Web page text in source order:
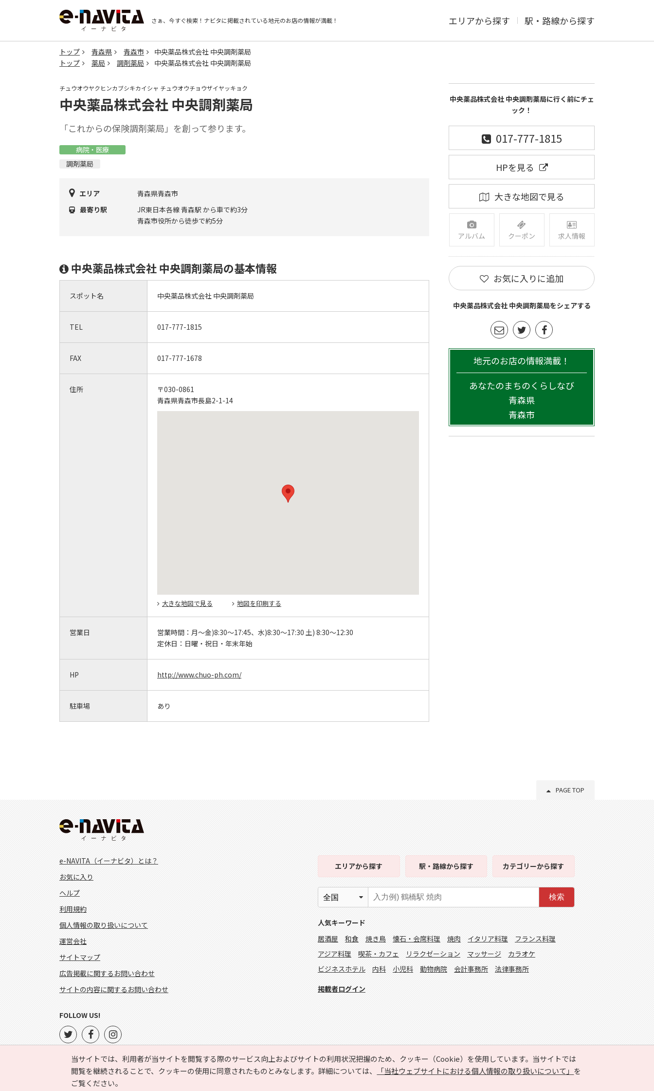
さぁ、今すぐ検索！ ナビタに掲載されている地元のお店の情報が満載！ エリアから探す 駅・路線から探す
トップ 青森県 青森市
中央薬品株式会社 中央調剤薬局
トップ
薬局 調剤薬局 中央薬品株式会社 中央調剤薬局
チュウオウヤクヒンカブシキカイシャ チュウオウチョウザイヤッキョク
中央薬品株式会社 中央調剤薬局
「これからの保険調剤薬局」を創って参ります。
病院・医療
調剤薬局
エリア
青森県青森市
最寄り駅
JR東日本各線 青森駅 から車で約3分
青森市役所から徒歩で約5分
中央薬品株式会社 中央調剤薬局の基本情報
スポット名 中央薬品株式会社 中央調剤薬局
TEL 017-777-1815
FAX 017-777-1678
住所
〒030-0861
青森県青森市長島2-1-14
大きな地図で見る 地図を印刷する
営業日 営業時間： 月～金)8:30～17:45、水)8:30～17:30 土) 8:30～12:30
定休日： 日曜・祝日・年末年始
HP http://www.chuo-ph.com/
駐車場 あり
中央薬品株式会社 中央調剤薬局に行く前にチェ
ック！
017-777-1815
HPを見る
大きな地図で見る
アルバム クーポン 求人情報
お気に入りに追加
中央薬品株式会社 中央調剤薬局をシェアする
地元のお店の情報満載！
あなたのまちのくらしなび
青森県
青森市
PAGE TOP
当サイトでは、利用者が当サイトを閲覧する際のサービス向上およびサイトの利用状況把握のため、クッキー（Cookie）を使用しています。当サイトでは
閲覧を継続されることで、クッキーの使用に同意されたものとみなします。詳細については、
「当社ウェブサイトにおける個人情報の取り扱いについて」 を
ご覧ください。
e-NAVITA（イーナビタ）とは？
お気に入り
ヘルプ
利用規約
個人情報の取り扱いについて
運営会社
サイトマップ
広告掲載に関するお問い合わせ
サイトの内容に関するお問い合わせ
エリアから探す 駅・路線から探す カテゴリーから探す
検索
人気キーワード
居酒屋
和食 焼き鳥 懐石・会席料理 焼肉 イタリア料理
フランス料理
アジア料理
喫茶・カフェ リラクゼーション マッサージ
カラオケ
ビジネスホテル
内科 小児科 動物病院 会計事務所 法律事務所
掲載者ログイン
FOLLOW US!
Copyright © HYOJITO.Co.,Ltd. All Rights Reserved.